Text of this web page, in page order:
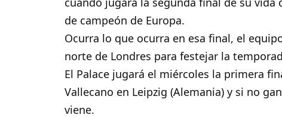
de campeón de Europa.
Ocurra lo que ocurra en esa final, el
norte de Londres para festejar la
El Palace jugará el miércoles la primera
Vallecano en Leipzig (Alemania) y si no
viene.